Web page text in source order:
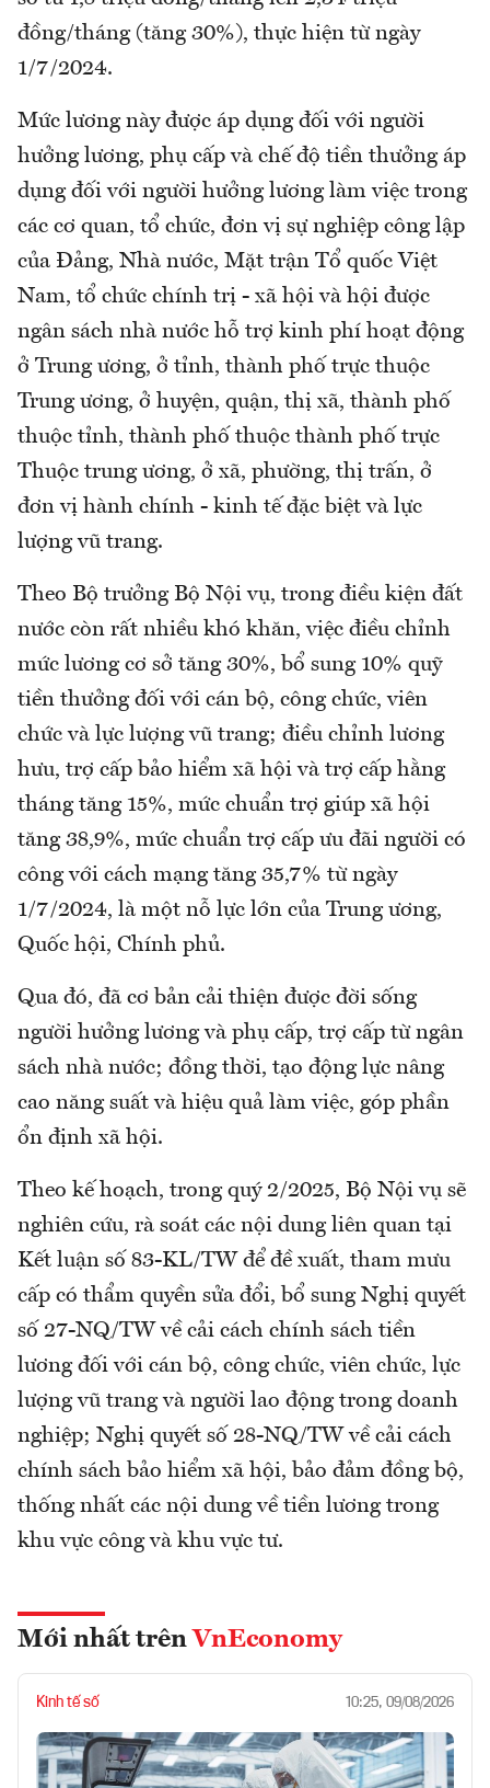
đồng/tháng (tăng 30%), thực hiện từ ngày
1/7/2024.
Mức lương này được áp dụng đối với người
hưởng lương, phụ cấp và chế độ tiền thưởng áp
dụng đối với người hưởng lương làm việc trong
các cơ quan, tổ chức, đơn vị sự nghiệp công lập
của Đảng, Nhà nước, Mặt trận Tổ quốc Việt
Nam, tổ chức chính trị - xã hội và hội được
ngân sách nhà nước hỗ trợ kinh phí hoạt động
ở Trung ương, ở tỉnh, thành phố trực thuộc
Trung ương, ở huyện, quận, thị xã, thành phố
thuộc tỉnh, thành phố thuộc thành phố trực
Thuộc trung ương, ở xã, phường, thị trấn, ở
đơn vị hành chính - kinh tế đặc biệt và lực
lượng vũ trang.
Theo Bộ trưởng Bộ Nội vụ, trong điều kiện đất
nước còn rất nhiều khó khăn, việc điều chỉnh
mức lương cơ sở tăng 30%, bổ sung 10% quỹ
tiền thưởng đối với cán bộ, công chức, viên
chức và lực lượng vũ trang; điều chỉnh lương
hưu, trợ cấp bảo hiểm xã hội và trợ cấp hằng
tháng tăng 15%, mức chuẩn trợ giúp xã hội
tăng 38,9%, mức chuẩn trợ cấp ưu đãi người có
công với cách mạng tăng 35,7% từ ngày
1/7/2024, là một nỗ lực lớn của Trung ương,
Quốc hội, Chính phủ.
Qua đó, đã cơ bản cải thiện được đời sống
người hưởng lương và phụ cấp, trợ cấp từ ngân
sách nhà nước; đồng thời, tạo động lực nâng
cao năng suất và hiệu quả làm việc, góp phần
ổn định xã hội.
Theo kế hoạch, trong quý 2/2025, Bộ Nội vụ sẽ
nghiên cứu, rà soát các nội dung liên quan tại
Kết luận số 83-KL/TW để đề xuất, tham mưu
cấp có thẩm quyền sửa đổi, bổ sung Nghị quyết
số 27-NQ/TW về cải cách chính sách tiền
lương đối với cán bộ, công chức, viên chức, lực
lượng vũ trang và người lao động trong doanh
nghiệp; Nghị quyết số 28-NQ/TW về cải cách
chính sách bảo hiểm xã hội, bảo đảm đồng bộ,
thống nhất các nội dung về tiền lương trong
khu vực công và khu vực tư.
Mới nhất trên VnEconomy
Kinh tế số 10:25, 09/08/2026